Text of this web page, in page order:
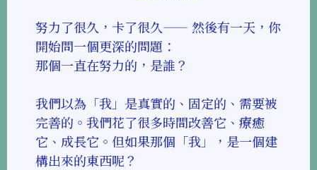
努力了很久，卡了很久—— 然後有一天，你
開始問一個更深的問題：
那個一直在努力的，是誰？
我們以為「我」是真實的、固定的、需要被
完善的。我們花了很多時間改善它、療癒
它、成長它。但如果那個「我」，是一個建
構出來的東西呢？